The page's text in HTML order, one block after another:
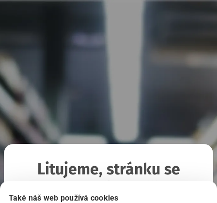
Také náš web používá cookies
Litujeme, stránku se